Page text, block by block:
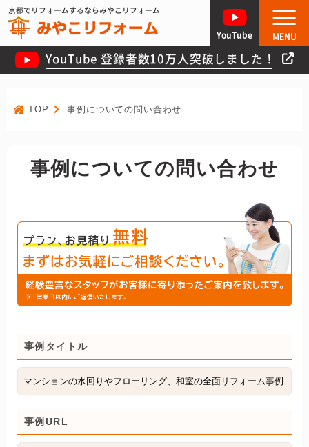
京都でリフォームするならみやこリフォーム
YouTube 登録者数10万人突破しました！
YouTube MENU
TOP 事例についての問い合わせ
事例についての問い合わせ
事例タイトル
事例URL